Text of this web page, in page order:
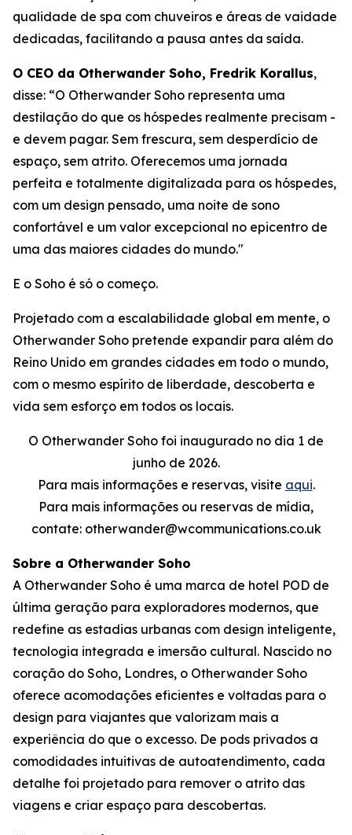
qualidade de spa com chuveiros e áreas de vaidade
dedicadas, facilitando a pausa antes da saída.
O CEO da Otherwander Soho, Fredrik Korallus,
disse: “O Otherwander Soho representa uma
destilação do que os hóspedes realmente precisam -
e devem pagar. Sem frescura, sem desperdício de
espaço, sem atrito. Oferecemos uma jornada
perfeita e totalmente digitalizada para os hóspedes,
com um design pensado, uma noite de sono
confortável e um valor excepcional no epicentro de
uma das maiores cidades do mundo."
E o Soho é só o começo.
Projetado com a escalabilidade global em mente, o
Otherwander Soho pretende expandir para além do
Reino Unido em grandes cidades em todo o mundo,
com o mesmo espírito de liberdade, descoberta e
vida sem esforço em todos os locais.
O Otherwander Soho foi inaugurado no dia 1 de
junho de 2026.
Para mais informações e reservas, visite aqui.
Para mais informações ou reservas de mídia,
contate: otherwander@wcommunications.co.uk
Sobre a Otherwander Soho
A Otherwander Soho é uma marca de hotel POD de
última geração para exploradores modernos, que
redefine as estadias urbanas com design inteligente,
tecnologia integrada e imersão cultural. Nascido no
coração do Soho, Londres, o Otherwander Soho
oferece acomodações eficientes e voltadas para o
design para viajantes que valorizam mais a
experiência do que o excesso. De pods privados a
comodidades intuitivas de autoatendimento, cada
detalhe foi projetado para remover o atrito das
viagens e criar espaço para descobertas.